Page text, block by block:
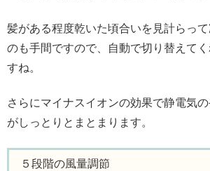
髪がある程度乾いた頃合いを見計らっ
のも手間ですので、自動で切り替えて
すね。
さらにマイナスイオンの効果で静電気
がしっとりとまとまります。
５段階の風量調節